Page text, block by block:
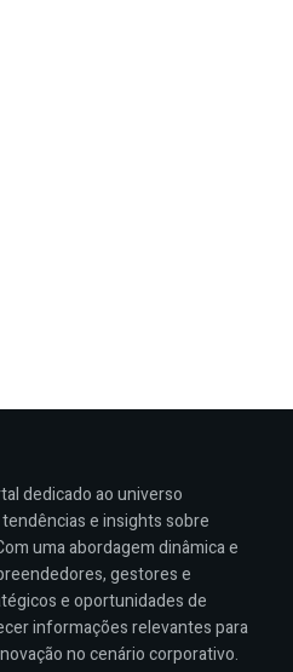
dedicado ao universo
e insights sobre
uma abordagem dinâmica e
gestores e
e oportunidades de
informações relevantes para
no cenário corporativo.